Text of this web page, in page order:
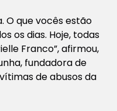
O que vocês estão
os dias. Hoje, todas
Franco”, afirmou,
fundadora de
de abusos da